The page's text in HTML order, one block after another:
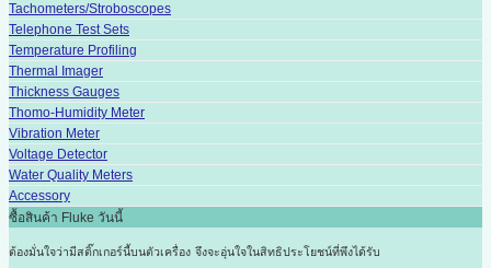
Tachometers/Stroboscopes
Telephone Test Sets
Temperature Profiling
Thermal Imager
Thickness Gauges
Thomo-Humidity Meter
Vibration Meter
Voltage Detector
Water Quality Meters
Accessory
ซื้อสินค้า Fluke วันนี้
ต้องมั่นใจว่ามีสติ๊กเกอร์นี้บนตัวเครื่อง จึงจะอุ่นใจในสิทธิประโยชน์ที่พึงได้รับ